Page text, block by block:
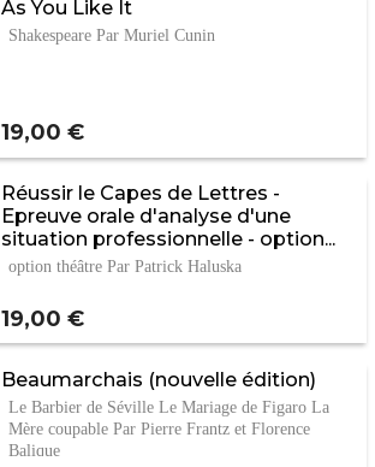
As You Like It
Shakespeare Par Muriel Cunin
Prix
19,00 €
Réussir le Capes de Lettres -
Epreuve orale d'analyse d'une
situation professionnelle - option...
option théâtre Par Patrick Haluska
Prix
19,00 €
Beaumarchais (nouvelle édition)
Le Barbier de Séville Le Mariage de Figaro La
Mère coupable Par Pierre Frantz et Florence
Balique